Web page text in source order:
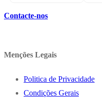
Contacte-nos
Menções Legais
Politica de Privacidade
Condições Gerais